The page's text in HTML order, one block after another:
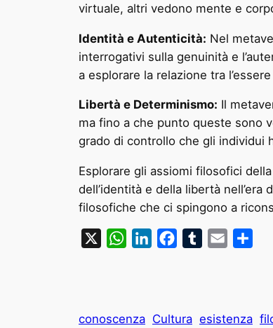
virtuale, altri vedono mente e
Identità e Autenticità: Nel
interrogativi sulla genuinità e
a esplorare la relazione tra
Libertà e Determinismo: Il
ma fino a che punto queste sono
grado di controllo che gli individui
Esplorare gli assiomi filosofici
dell’identità e della libertà
filosofiche che ci spingono a
WhatsAppLinkedInFacebookTumblrEmail
conoscenza Cultura esistenza